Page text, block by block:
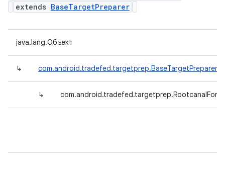
extends BaseTargetPreparer
java.lang.Объект
↳ com.android.tradefed.targetprep.BaseTargetPreparer
↳